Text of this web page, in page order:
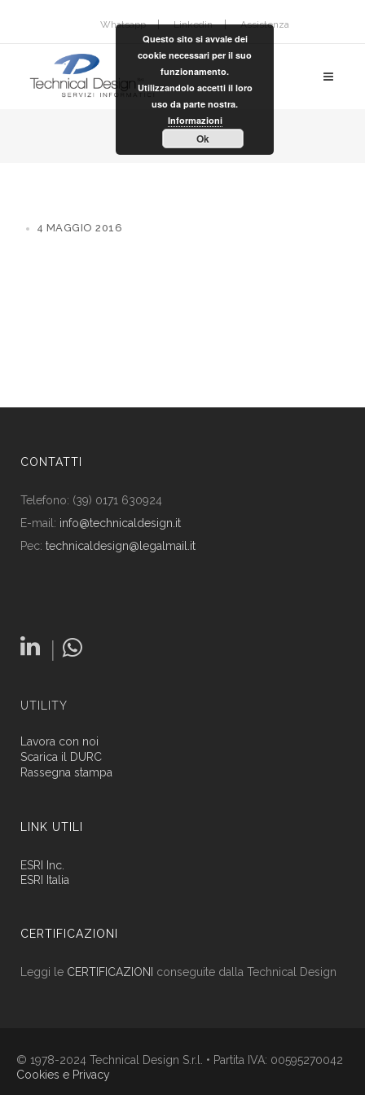
Whatsapp Linkedin Assistenza
4 MAGGIO 2016
CONTATTI
Telefono: (39) 0171 630924
E-mail: info@technicaldesign.it
Pec: technicaldesign@legalmail.it
|
UTILITY
Lavora con noi
Scarica il DURC
Rassegna stampa
LINK UTILI
ESRI Inc.
ESRI Italia
CERTIFICAZIONI
Leggi le CERTIFICAZIONI conseguite dalla Technical Design
© 1978-2024 Technical Design S.r.l. • Partita IVA: 00595270042
Cookies e Privacy
Questo sito si avvale dei
cookie necessari per il suo
funzionamento.
Utilizzandolo accetti il loro
uso da parte nostra.
Informazioni
Ok